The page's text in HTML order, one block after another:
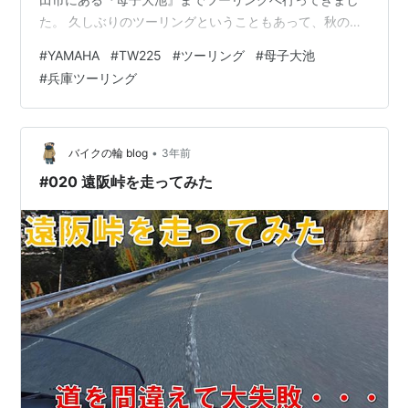
た。 久しぶりのツーリングということもあって、秋の涼
ら秋にかけて季節の変わり目を楽しみながら写真を撮る
のもバイクの醍醐味ですね！ 母子大池への道中はちょっ
とした未舗装路となっており、SNSでも人気のツーリン
グ・写真スポットです。 母子大池について 母子大池は兵
庫県三田市に位置しています。 母子大池は、汚染花園の
全くない標高400mに…
#YAMAHA #TW225 #ツーリング #母子大池
#兵庫ツーリング
バイクの輪 blog • 3年前
#020 遠阪峠を走ってみた